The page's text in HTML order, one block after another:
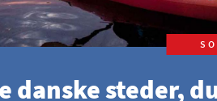
danske steder,